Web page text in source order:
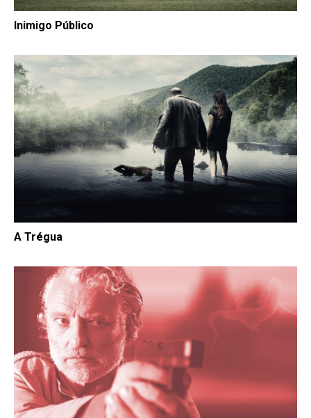
Inimigo Público
A Trégua